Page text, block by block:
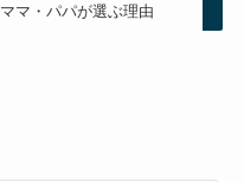
ママ・パパが選ぶ理由